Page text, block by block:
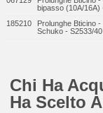
bipasso (10A/16A)
185210
Prolunghe Bticino
Schuko - S2533/40
Chi Ha
Ha Scelto